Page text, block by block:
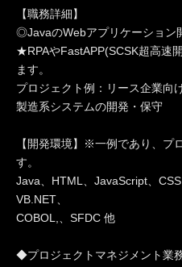
【職務詳細】
◎JavaのWebアプリケーション
★RPAやFastAPP(SCSK超高速
ます。
プロジェクト例：リース企業向
製造系システムの開発・保守
【開発環境】※一例であり、プ
す。
Java、HTML、JavaScript、
VB.NET、
COBOL,、SFDC 他
◆プロジェクトマネジメント業